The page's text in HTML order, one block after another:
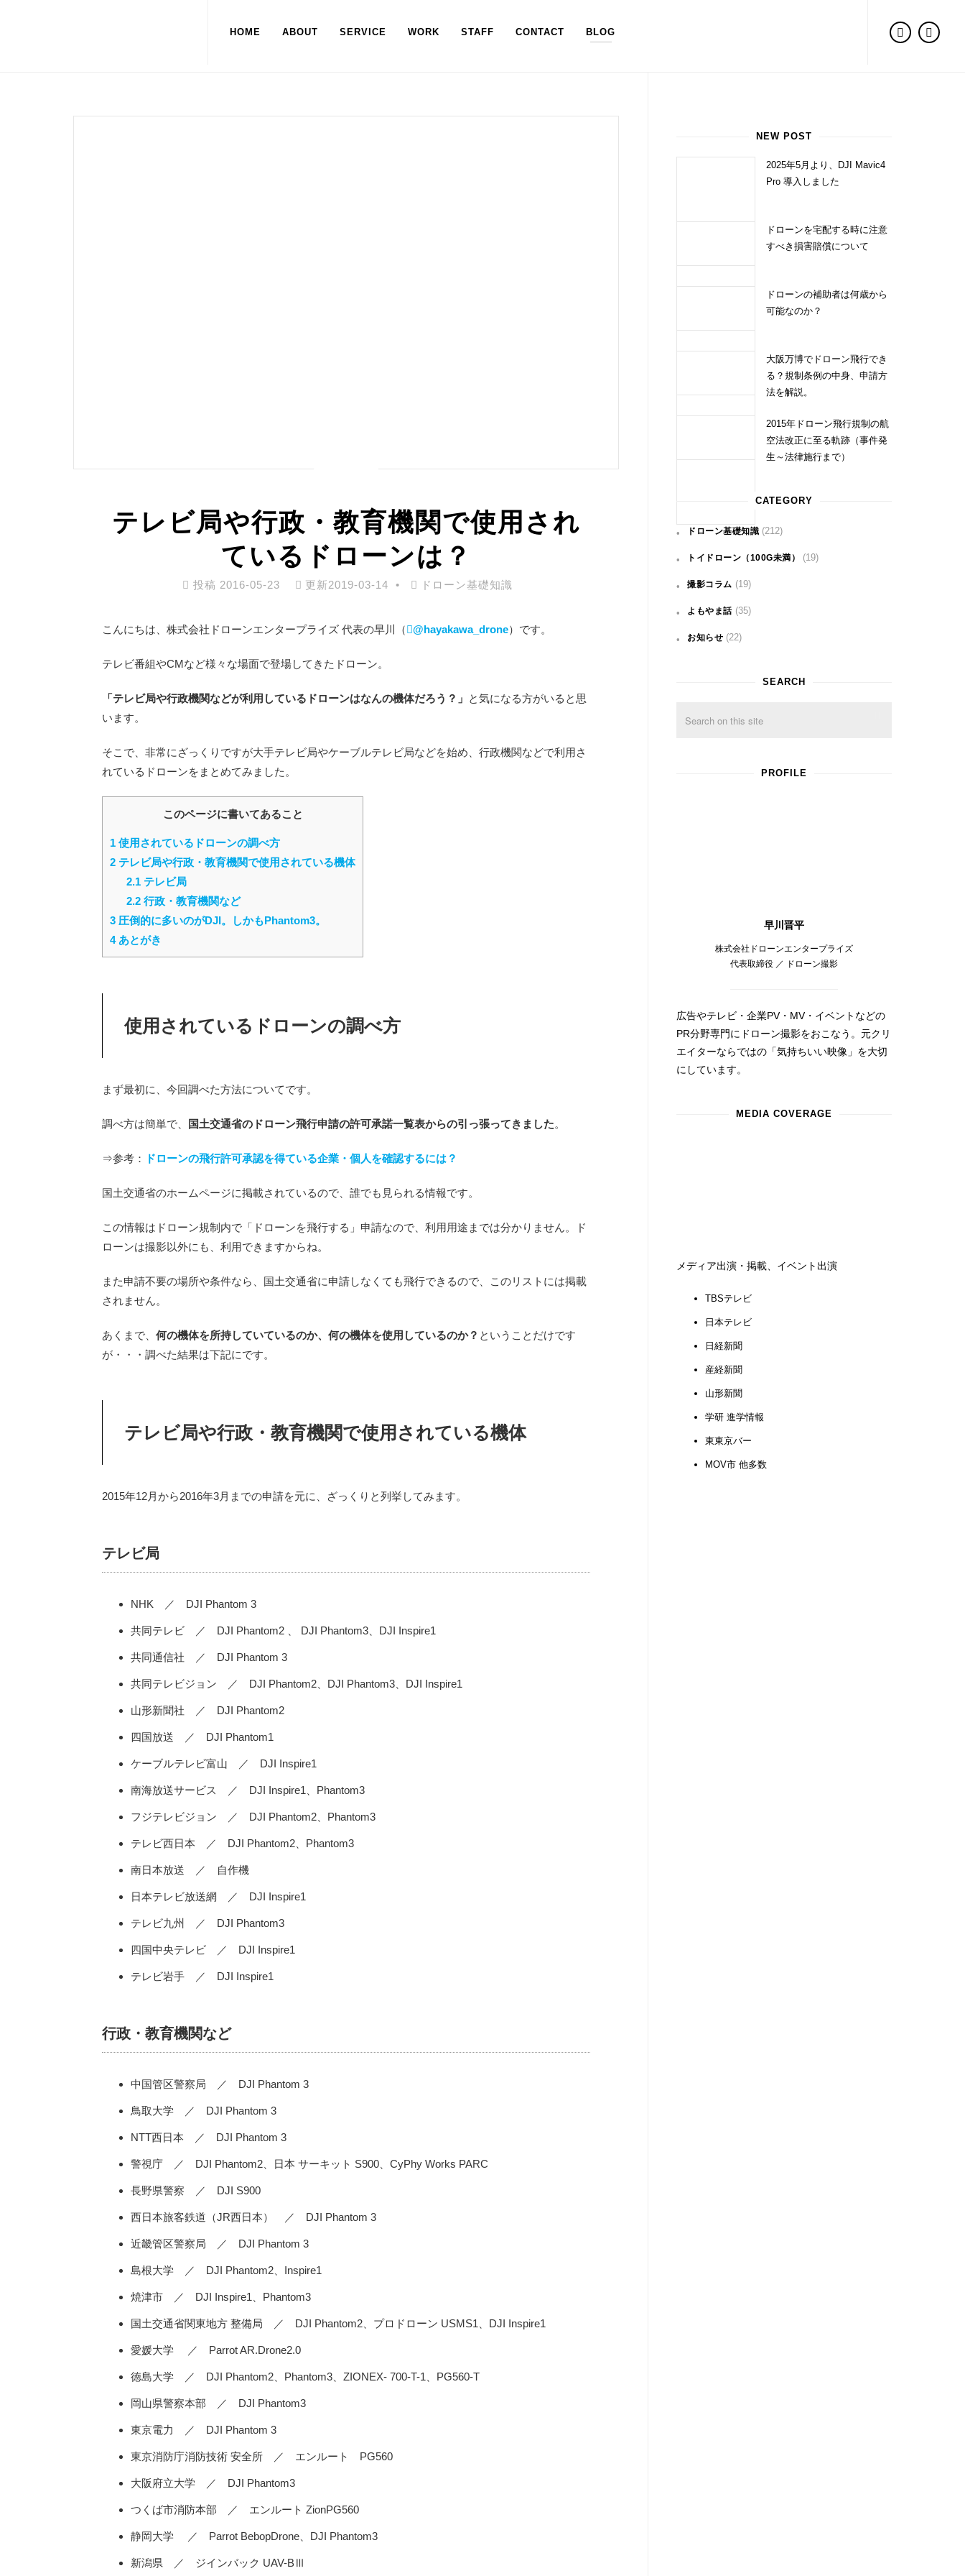
HOME ABOUT SERVICE WORK STAFF CONTACT BLOG
テレビ局や行政・教育機関で使用され
ているドローンは？
投稿 2016-05-23 更新2019-03-14 ドローン基礎知識
こんにちは、株式会社ドローンエンタープライズ 代表の早川（ @hayakawa_drone）です。
テレビ番組やCMなど様々な場面で登場してきたドローン。
「テレビ局や行政機関などが利用しているドローンはなんの機体だろう？」 と気になる方がいると思
います。
そこで、非常にざっくりですが大手テレビ局やケーブルテレビ局などを始め、行政機関などで利用さ
れているドローンをまとめてみました。
このページに書いてあること
1 使用されているドローンの調べ方
2 テレビ局や行政・教育機関で使用されている機体
2.1テレビ局
2.2行政・教育機関など
3 圧倒的に多いのがDJI。しかもPhantom3。
4あとがき
使用されているドローンの調べ方
まず最初に、今回調べた方法についてです。
調べ方は簡単で、 国土交通省のドローン飛行申請の許可承諾一覧表からの引っ張ってきました。
⇒参考： ドローンの飛行許可承認を得ている企業・個人を確認するには？
国土交通省のホームページに掲載されているので、誰でも見られる情報です。
この情報はドローン規制内で「ドローンを飛行する」申請なので、利用用途までは分かりません。ド
ローンは撮影以外にも、利用できますからね。
また申請不要の場所や条件なら、国土交通省に申請しなくても飛行できるので、このリストには掲載
されません。
あくまで、 何の機体を所持していているのか、何の機体を使用しているのか？ ということだけです
が・・・調べた結果は下記にです。
テレビ局や行政・教育機関で使用されている機体
2015年12月から2016年3月までの申請を元に、ざっくりと列挙してみます。
テレビ局
NHK ／ DJI Phantom 3
共同テレビ ／ DJI Phantom2 、 DJI Phantom3、DJI Inspire1
共同通信社 ／ DJI Phantom 3
共同テレビジョン ／ DJI Phantom2、DJI Phantom3、DJI Inspire1
山形新聞社 ／ DJI Phantom2
四国放送 ／ DJI Phantom1
ケーブルテレビ富山 ／ DJI Inspire1
南海放送サービス ／ DJI Inspire1、Phantom3
フジテレビジョン ／ DJI Phantom2、Phantom3
テレビ西日本 ／ DJI Phantom2、Phantom3
南日本放送 ／ 自作機
日本テレビ放送網 ／ DJI Inspire1
テレビ九州 ／ DJI Phantom3
四国中央テレビ ／ DJI Inspire1
テレビ岩手 ／ DJI Inspire1
行政・教育機関など
中国管区警察局 ／ DJI Phantom 3
鳥取大学 ／ DJI Phantom 3
NTT西日本 ／ DJI Phantom 3
警視庁 ／ DJI Phantom2、日本 サーキット S900、CyPhy Works PARC
長野県警察 ／ DJI S900
西日本旅客鉄道（JR西日本） ／ DJI Phantom 3
近畿管区警察局 ／ DJI Phantom 3
島根大学 ／ DJI Phantom2、Inspire1
焼津市 ／ DJI Inspire1、Phantom3
国土交通省関東地方 整備局 ／ DJI Phantom2、プロドローン USMS1、DJI Inspire1
愛媛大学 ／ Parrot AR.Drone2.0
徳島大学 ／ DJI Phantom2、Phantom3、ZIONEX- 700-T-1、PG560-T
岡山県警察本部 ／ DJI Phantom3
東京電力 ／ DJI Phantom 3
東京消防庁消防技術 安全所 ／ エンルート PG560
大阪府立大学 ／ DJI Phantom3
つくば市消防本部 ／ エンルート ZionPG560
静岡大学 ／ Parrot BebopDrone、DJI Phantom3
新潟県 ／ ジインバック UAV-BⅢ
NEW POST
2025年5月より、DJI Mavic4
Pro 導入しました
ドローンを宅配する時に注意
すべき損害賠償について
ドローンの補助者は何歳から
可能なのか？
大阪万博でドローン飛行でき
る？規制条例の中身、申請方
法を解説。
2015年ドローン飛行規制の航
空法改正に至る軌跡（事件発
生～法律施行まで）
CATEGORY
ドローン基礎知識 (212)
トイドローン（100G未満） (19)
撮影コラム (19)
よもやま話(35)
お知らせ (22)
SEARCH
PROFILE
早川晋平
株式会社ドローンエンタープライズ
代表取締役 ／ ドローン撮影
広告やテレビ・企業PV・MV・イベントなどの
PR分野専門にドローン撮影をおこなう。元クリ
エイターならではの「気持ちいい映像」を大切
にしています。
MEDIA COVERAGE
メディア出演・掲載、イベント出演
TBSテレビ
日本テレビ
日経新聞
産経新聞
山形新聞
学研 進学情報
東東京バー
MOV市 他多数